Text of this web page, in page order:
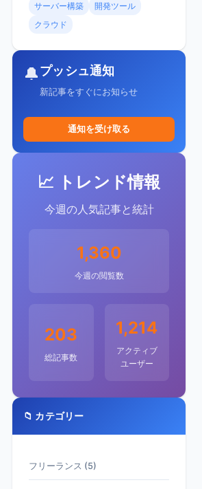
サーバー構築
開発ツール
クラウド
🔔プッシュ通知
新記事をすぐにお知らせ
通知を受け取る
📈 トレンド情報
今週の人気記事と統計
1,360
今週の閲覧数
203
総記事数
1,214
アクティブ
ユーザー
📁 カテゴリー
フリーランス (5)